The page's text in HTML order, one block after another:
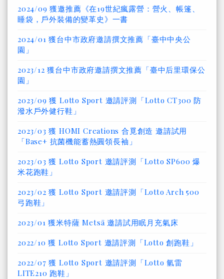
2024/09 獲邀推薦《在19世紀瘋露營：營火、帳篷、
睡袋，戶外裝備的變革史》一書
2024/01 獲台中市政府邀請撰文推薦「臺中中央公
園」
2023/12 獲台中市政府邀請撰文推薦「臺中后里環保公
園」
2023/09 獲 Lotto Sport 邀請評測「Lotto CT300 防
潑水戶外健行鞋」
2023/03 獲 HOMI Creations 合覓創造 邀請試用
「Base+ 抗菌機能蓄熱圓領長袖」
2023/03 獲 Lotto Sport 邀請評測「Lotto SP600 爆
米花跑鞋」
2023/02 獲 Lotto Sport 邀請評測「Lotto Arch 500
弓跑鞋」
2023/01 獲米特薩 Metsä 邀請試用眠月充氣床
2022/10 獲 Lotto Sport 邀請評測「Lotto 創跑鞋」
2022/07 獲 Lotto Sport 邀請評測「Lotto 氫雷
LITE210 跑鞋」